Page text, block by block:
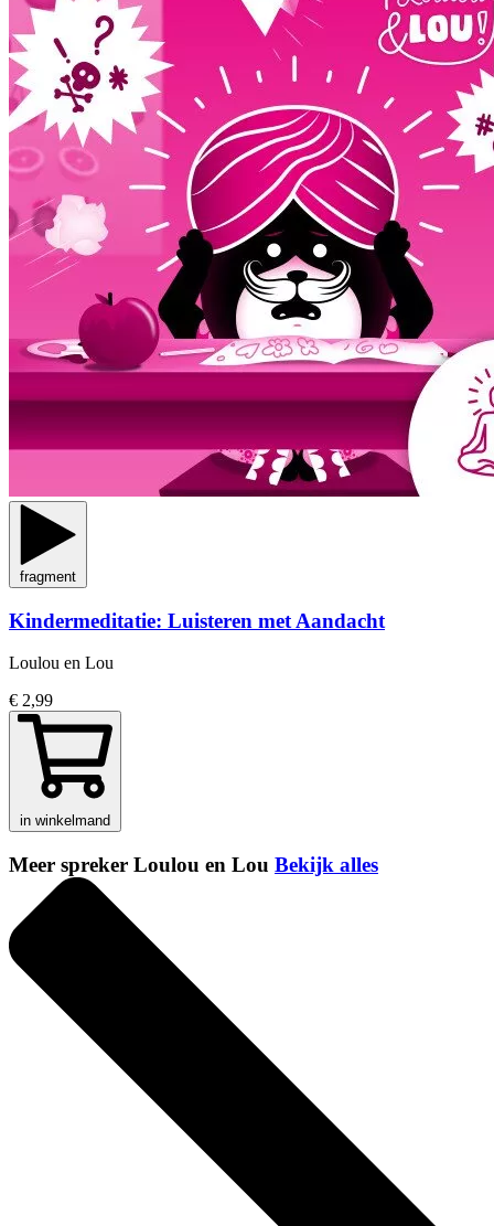
fragment
Kindermeditatie: Luisteren met Aandacht
Loulou en Lou
€ 2,99
in winkelmand
Meer spreker Loulou en Lou Bekijk alles